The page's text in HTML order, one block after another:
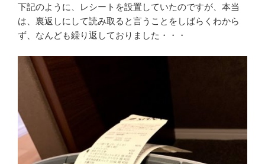
下記のように、レシートを設置していたのですが、本当
は、裏返しにして読み取ると言うことをしばらくわから
ず、なんども繰り返しておりました・・・